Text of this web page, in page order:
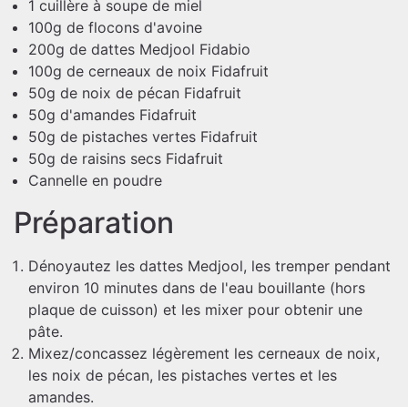
1 cuillère à soupe de miel
100g de flocons d'avoine
200g de dattes Medjool Fidabio
100g de cerneaux de noix Fidafruit
50g de noix de pécan Fidafruit
50g d'amandes Fidafruit
50g de pistaches vertes Fidafruit
50g de raisins secs Fidafruit
Cannelle en poudre
Préparation
Dénoyautez les dattes Medjool, les tremper pendant
environ 10 minutes dans de l'eau bouillante (hors
plaque de cuisson) et les mixer pour obtenir une
pâte.
Mixez/concassez légèrement les cerneaux de noix,
les noix de pécan, les pistaches vertes et les
amandes.